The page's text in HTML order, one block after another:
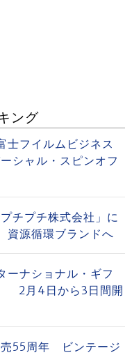
ング
フイルムビジネス
シャル・スピンオフ
チプチ株式会社」に
源循環ブランドへ
ーナショナル・ギフ
2月4日から3日間開
売55周年 ビンテージ